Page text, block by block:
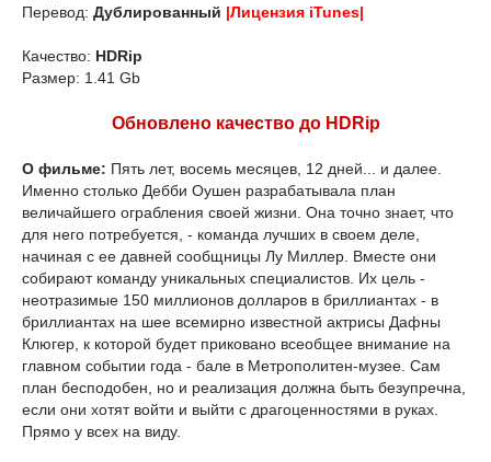
Перевод: Дублированный |Лицензия iTunes|
Качество: HDRip
Размер: 1.41 Gb
Обновлено качество до HDRip
О фильме: Пять лет, восемь месяцев, 12 дней... и далее.
Именно столько Дебби Оушен разрабатывала план
величайшего ограбления своей жизни. Она точно знает, что
для него потребуется, - команда лучших в своем деле,
начиная с ее давней сообщницы Лу Миллер. Вместе они
собирают команду уникальных специалистов. Их цель -
неотразимые 150 миллионов долларов в бриллиантах - в
бриллиантах на шее всемирно известной актрисы Дафны
Клюгер, к которой будет приковано всеобщее внимание на
главном событии года - бале в Метрополитен-музее. Сам
план бесподобен, но и реализация должна быть безупречна,
если они хотят войти и выйти с драгоценностями в руках.
Прямо у всех на виду.